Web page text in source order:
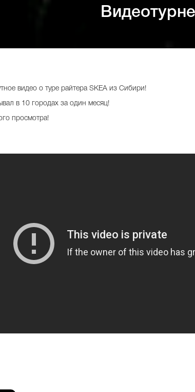
видео о туре райтера SKEA из Сибири!
в 10 городах за один месяц!
просмотра!